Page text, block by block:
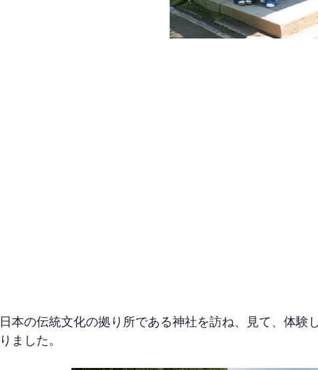
日本の伝統文化の拠り所である神社を訪ね、見て、体験
りました。